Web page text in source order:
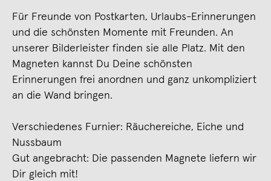
Für Freunde von Postkarten, Urlaubs-Erinnerungen
und die schönsten Momente mit Freunden. An
unserer Bilderleister finden sie alle Platz. Mit den
Magneten kannst Du Deine schönsten
Erinnerungen frei anordnen und ganz unkompliziert
an die Wand bringen.
Verschiedenes Furnier: Räuchereiche, Eiche und
Nussbaum
Gut angebracht: Die passenden Magnete liefern wir
Dir gleich mit!